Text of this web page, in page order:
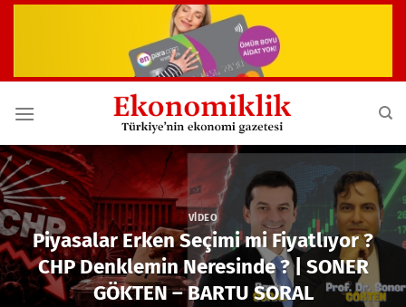
VIDEO
Piyasalar Erken Seçimi mi Fiyatlıyor ?
CHP Denklemin Neresinde ? | SONER
GÖKTEN – BARTU SORAL